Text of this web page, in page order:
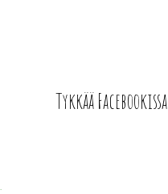
Tykkää Facebookissa